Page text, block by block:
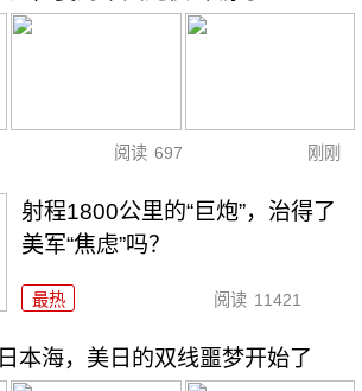
阅读 697 刚刚
射程1800公里的“巨炮”，治得了
美军“焦虑”吗？
最热 阅读 11421
本海，美日的双线噩梦开始了